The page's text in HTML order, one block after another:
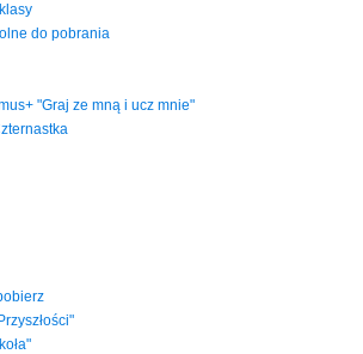
do pobrania
"Graj ze mną i ucz mnie"